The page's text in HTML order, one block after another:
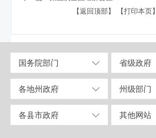
【返回顶部】
【打印本页】
国务院部门 省级政府
各地州政府 州级部门
各县市政府 其他网站